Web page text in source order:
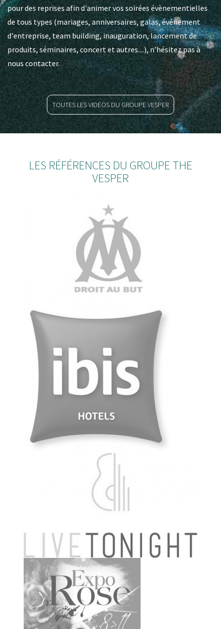
pour des reprises afin d'animer vos soirées évènementielles
de tous types (mariages, anniversaires, galas, événement
d'entreprise, team building, inauguration, lancement de
produits, séminaires, concert et autres....), n’hésitez pas à
nous contacter.
TOUTES LES VIDÉOS DU GROUPE VESPER
LES RÉFÉRENCES DU GROUPE THE
VESPER